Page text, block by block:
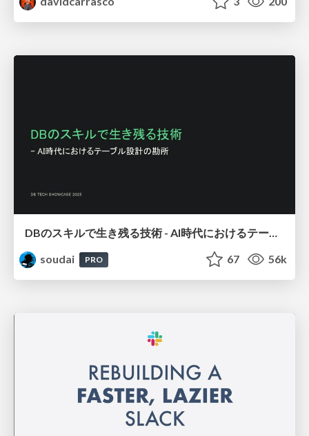
DBのスキルで生き残る技術 - AI時代におけるテーブル設計の勘所
soudai
PRO 67 56k